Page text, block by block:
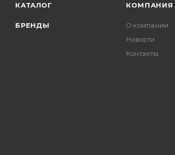
КАТАЛОГ
БРЕНДЫ
КОМПАНИЯ
О компании
Новости
Контакты